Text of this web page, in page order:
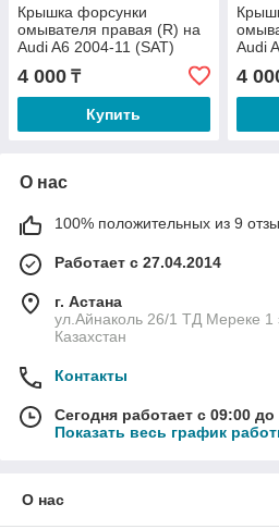
Крышка форсунки
омывателя правая (R) на
Audi A6 2004-11 (SAT)
4 000 ₸
Купить
Audi
4
О нас
100% положительных из 9
Работает с 27.04.2014
г. Астана
ул.Айнаколь 26/1 ТД Мереке 1
Казахстан
Контакты
Сегодня работает с 09:00 до
Показать весь график
О нас